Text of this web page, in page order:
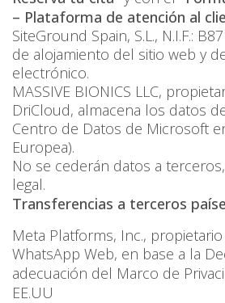
– Plataforma de atención al
SiteGround Spain, S.L., N.I.F.:
de alojamiento del sitio web y
electrónico.
MASSIVE BIONICS LLC,
DriCloud, almacena los datos
Centro de Datos de Microsoft
Europea).
No se cederán datos a
legal.
Transferencias a terceros
Meta Platforms, Inc.,
WhatsApp Web, en base a la
adecuación del Marco de
EE.UU